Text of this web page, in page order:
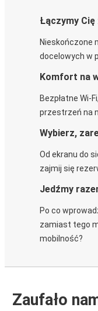
Łączymy
Nieskończone
docelowych w
Komfort na
Bezpłatne Wi-
przestrzeń na
Wybierz,
Od ekranu do
zajmij się
Jedźmy
Po co
zamiast tego
mobilność?
Zaufało